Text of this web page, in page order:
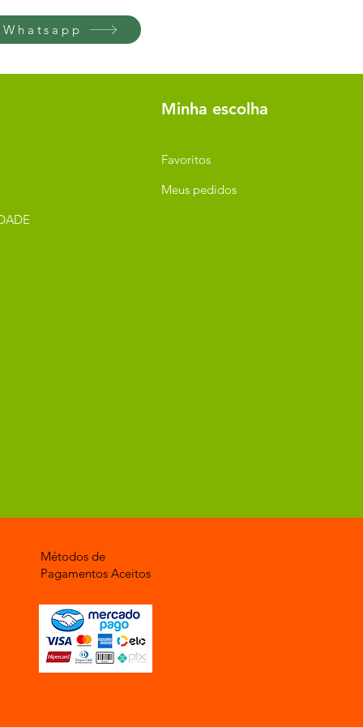
Minha escolha
Favoritos
Meus pedidos
Métodos de
Pagamentos Aceitos